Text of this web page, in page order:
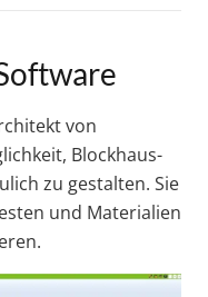
von
Blockhaus-
zu gestalten. Sie
und Materialien